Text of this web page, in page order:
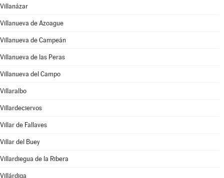
Villanázar
Villanueva de Azoague
Villanueva de Campeán
Villanueva de las Peras
Villanueva del Campo
Villaralbo
Villardeciervos
Villar de Fallaves
Villar del Buey
Villardiegua de la Ribera
Villárdiga